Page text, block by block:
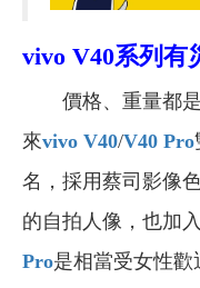
vivo V40系列有
價格、重量都是
來vivo V40/V40 Pro
名，採用蔡司影像
的自拍人像，也加
Pro是相當受女性